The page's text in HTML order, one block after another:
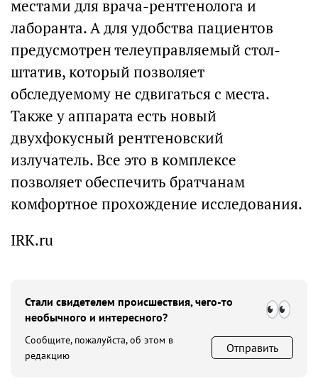
местами для врача-рентгенолога и
лаборанта. А для удобства пациентов
предусмотрен телеуправляемый стол-
штатив, который позволяет
обследуемому не сдвигаться с места.
Также у аппарата есть новый
двухфокусный рентгеновский
излучатель. Все это в комплексе
позволяет обеспечить братчанам
комфортное прохождение исследования.
IRK.ru
Стали свидетелем происшествия, чего-то
необычного и интересного?
Сообщите, пожалуйста, об этом в
редакцию
Отправить